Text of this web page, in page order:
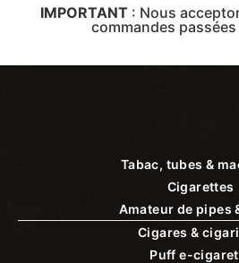
IMPORTANT : Nous
commandes
Tabac, tubes &
Cigarettes
Amateur de pipes
Cigares &
Puff e-